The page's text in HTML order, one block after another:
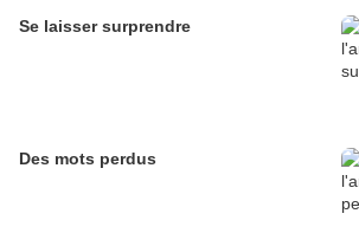
Se laisser surprendre
Des mots perdus